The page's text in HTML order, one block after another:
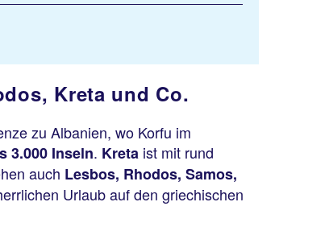
Kreta und Co.
zu Albanien, wo Korfu im
3.000 Inseln. Kreta ist mit rund
auch Lesbos, Rhodos, Samos,
Urlaub auf den griechischen